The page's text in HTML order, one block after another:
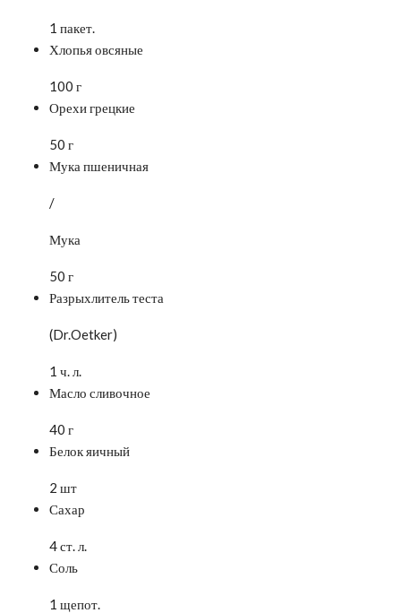
1 пакет.
Хлопья овсяные
100 г
Орехи грецкие
50 г
Мука пшеничная
/
Мука
50 г
Разрыхлитель теста
(Dr.Oetker)
1 ч. л.
Масло сливочное
40 г
Белок яичный
2 шт
Сахар
4 ст. л.
Соль
1 щепот.